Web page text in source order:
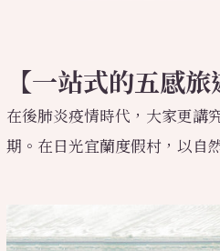
【一站式的五感旅
在後肺炎疫情時代，大家更講
期。在日光宜蘭度假村，以自